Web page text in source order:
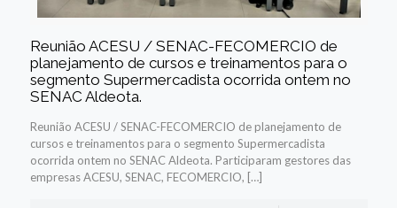
Reunião ACESU / SENAC-FECOMERCIO de
planejamento de cursos e treinamentos para o
segmento Supermercadista ocorrida ontem no
SENAC Aldeota.
Reunião ACESU / SENAC-FECOMERCIO de planejamento de
cursos e treinamentos para o segmento Supermercadista
ocorrida ontem no SENAC Aldeota. Participaram gestores das
empresas ACESU, SENAC, FECOMERCIO, […]